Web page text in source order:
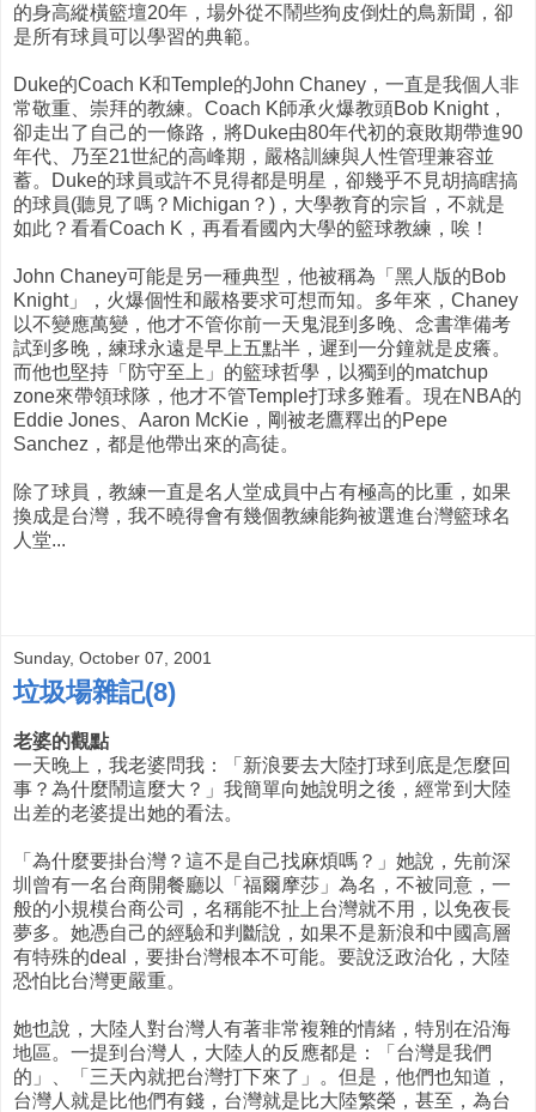
的身高縱橫籃壇20年，場外從不鬧些狗皮倒灶的鳥新聞，卻
是所有球員可以學習的典範。
Duke的Coach K和Temple的John Chaney，一直是我個人非
常敬重、崇拜的教練。Coach K師承火爆教頭Bob Knight，
卻走出了自己的一條路，將Duke由80年代初的衰敗期帶進90
年代、乃至21世紀的高峰期，嚴格訓練與人性管理兼容並
蓄。Duke的球員或許不見得都是明星，卻幾乎不見胡搞瞎搞
的球員(聽見了嗎？Michigan？)，大學教育的宗旨，不就是
如此？看看Coach K，再看看國內大學的籃球教練，唉！
John Chaney可能是另一種典型，他被稱為「黑人版的Bob
Knight」，火爆個性和嚴格要求可想而知。多年來，Chaney
以不變應萬變，他才不管你前一天鬼混到多晚、念書準備考
試到多晚，練球永遠是早上五點半，遲到一分鐘就是皮癢。
而他也堅持「防守至上」的籃球哲學，以獨到的matchup
zone來帶領球隊，他才不管Temple打球多難看。現在NBA的
Eddie Jones、Aaron McKie，剛被老鷹釋出的Pepe
Sanchez，都是他帶出來的高徒。
除了球員，教練一直是名人堂成員中占有極高的比重，如果
換成是台灣，我不曉得會有幾個教練能夠被選進台灣籃球名
人堂...
Sunday, October 07, 2001
垃圾場雜記(8)
老婆的觀點
一天晚上，我老婆問我：「新浪要去大陸打球到底是怎麼回
事？為什麼鬧這麼大？」我簡單向她說明之後，經常到大陸
出差的老婆提出她的看法。
「為什麼要掛台灣？這不是自己找麻煩嗎？」她說，先前深
圳曾有一名台商開餐廳以「福爾摩莎」為名，不被同意，一
般的小規模台商公司，名稱能不扯上台灣就不用，以免夜長
夢多。她憑自己的經驗和判斷說，如果不是新浪和中國高層
有特殊的deal，要掛台灣根本不可能。要說泛政治化，大陸
恐怕比台灣更嚴重。
她也說，大陸人對台灣人有著非常複雜的情緒，特別在沿海
地區。一提到台灣人，大陸人的反應都是：「台灣是我們
的」、「三天內就把台灣打下來了」。但是，他們也知道，
台灣人就是比他們有錢，台灣就是比大陸繁榮，甚至，為台